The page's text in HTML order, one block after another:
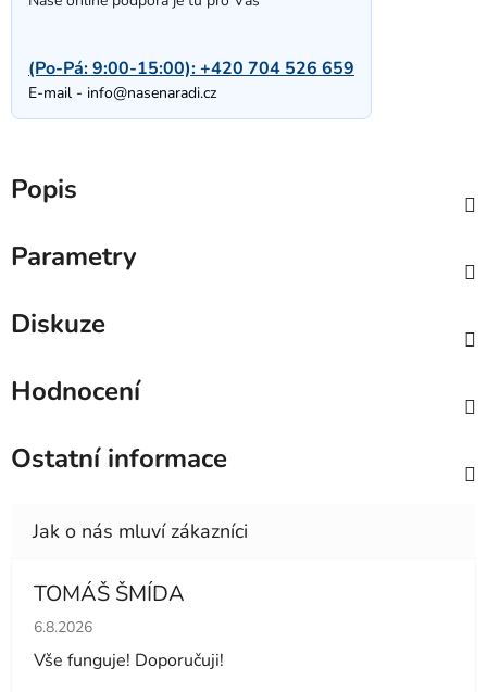
(Po-Pá: 9:00-15:00):+420 704 526 659
E-mail - info@nasenaradi.cz
Popis
Parametry
Diskuze
Hodnocení
Ostatní informace
TOMÁŠ ŠMÍDA
Hodnocení obchodu je 5 z 5 hvězdiček.
6.8.2026
Vše funguje! Doporučuji!